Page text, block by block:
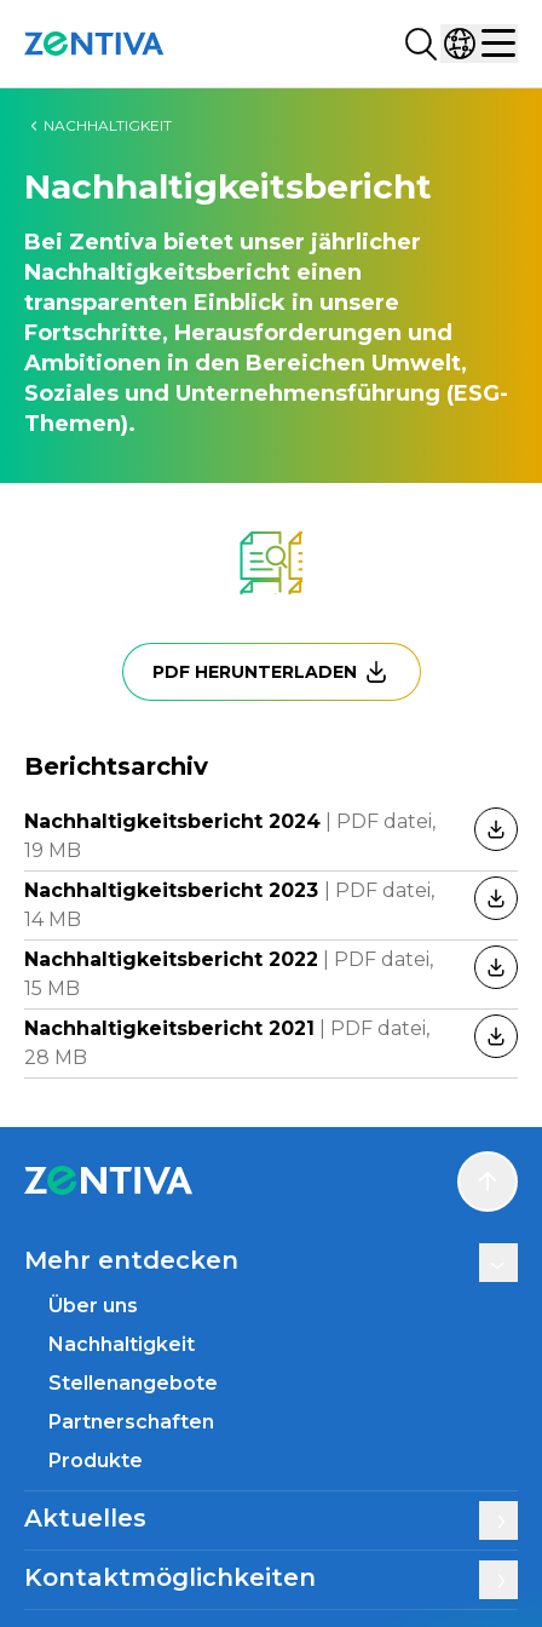
Suchen...
Land
NACHHALTIGKEIT
Nachhaltigkeitsbericht
Bei Zentiva bietet unser jährlicher
Nachhaltigkeitsbericht einen
transparenten Einblick in unsere
Fortschritte, Herausforderungen und
Ambitionen in den Bereichen Umwelt,
Soziales und Unternehmensführung (ESG-
Themen).
PDF HERUNTERLADEN
Berichtsarchiv
Nachhaltigkeitsbericht 2024
PDF datei,
19 MB
Nachhaltigkeitsbericht 2023
PDF datei,
14 MB
Nachhaltigkeitsbericht 2022
PDF datei,
15 MB
Nachhaltigkeitsbericht 2021
PDF datei,
28 MB
Mehr entdecken
Über uns
Nachhaltigkeit
Stellenangebote
Partnerschaften
Produkte
Aktuelles
Kontaktmöglichkeiten